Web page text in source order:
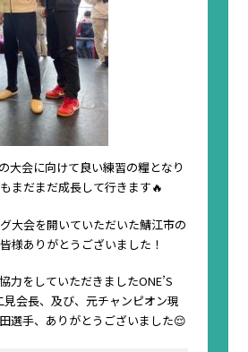
大会に向けて良い練習の糧となり
まだまだ成長して行きます🔥
大会を開いていただいた鯖江市の
様ありがとうございました！
力をしていただきましたONE’S
会長、及び、元チャンピオン現
選手、ありがとうございました😌